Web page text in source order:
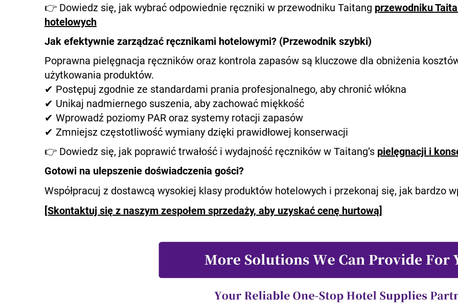
👉 Dowiedz się, jak wybrać odpowiednie ręczniki w przewodniku Taitang przewodniku
hotelowych
Jak efektywnie zarządzać ręcznikami hotelowymi? (Przewodnik szybki)
Poprawna pielęgnacja ręczników oraz kontrola zapasów są kluczowe dla obniżenia
użytkowania produktów.
✔ Postępuj zgodnie ze standardami prania profesjonalnego, aby chronić włókna
✔ Unikaj nadmiernego suszenia, aby zachować miękkość
✔ Wprowadź poziomy PAR oraz systemy rotacji zapasów
✔ Zmniejsz częstotliwość wymiany dzięki prawidłowej konserwacji
👉 Dowiedz się, jak poprawić trwałość i wydajność ręczników w Taitang’s pielęgnacji i
Gotowi na ulepszenie doświadczenia gości?
Współpracuj z dostawcą wysokiej klasy produktów hotelowych i przekonaj się, jak bardzo
[Skontaktuj się z naszym zespołem sprzedaży, aby uzyskać cenę hurtową]